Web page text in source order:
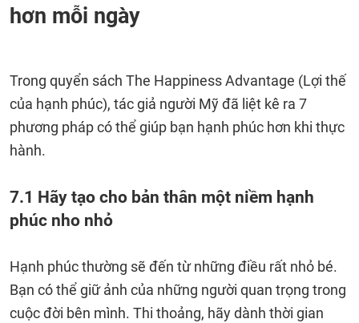
hơn mỗi ngày
Trong quyển sách The Happiness Advantage (Lợi thế
của hạnh phúc), tác giả người Mỹ đã liệt kê ra 7
phương pháp có thể giúp bạn hạnh phúc hơn khi thực
hành.
7.1 Hãy tạo cho bản thân một niềm hạnh
phúc nho nhỏ
Hạnh phúc thường sẽ đến từ những điều rất nhỏ bé.
Bạn có thể giữ ảnh của những người quan trọng trong
cuộc đời bên mình. Thi thoảng, hãy dành thời gian